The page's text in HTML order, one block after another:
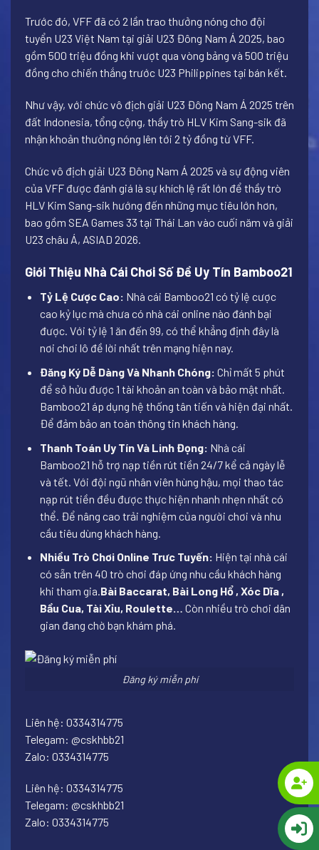
Trước đó, VFF đã có 2 lần trao thưởng nóng cho đội
tuyển U23 Việt Nam tại giải U23 Đông Nam Á 2025, bao
gồm 500 triệu đồng khi vượt qua vòng bảng và 500 triệu
đồng cho chiến thắng trước U23 Philippines tại bán kết.
Như vậy, với chức vô địch giải U23 Đông Nam Á 2025 trên
đất Indonesia, tổng cộng, thầy trò HLV Kim Sang-sik đã
nhận khoản thưởng nóng lên tới 2 tỷ đồng từ VFF.
Chức vô địch giải U23 Đông Nam Á 2025 và sự động viên
của VFF được đánh giá là sự khích lệ rất lớn để thầy trò
HLV Kim Sang-sik hướng đến những mục tiêu lớn hơn,
bao gồm SEA Games 33 tại Thái Lan vào cuối năm và giải
U23 châu Á, ASIAD 2026.
Giới Thiệu Nhà Cái Chơi Số Đề Uy Tín Bamboo21
Tỷ Lệ Cược Cao: Nhà cái Bamboo21 có tỷ lệ cược
cao kỷ lục mà chưa có nhà cái online nào đánh bại
được. Với tỷ lệ 1 ăn đến 99, có thể khẳng định đây là
nơi chơi lô đề lời nhất trên mạng hiện nay.
Đăng Ký Dễ Dàng Và Nhanh Chóng: Chỉ mất 5 phút
để sở hửu được 1 tài khoản an toàn và bảo mật nhất.
Bamboo21 áp dụng hệ thống tân tiến và hiện đại nhất.
Để đảm bảo an toàn thông tin khách hàng.
Thanh Toán Uy Tín Và Linh Đọng: Nhà cái
Bamboo21 hỗ trợ nạp tiền rút tiền 24/7 kể cả ngày lễ
và tết. Với đội ngũ nhân viên hùng hậu, mọi thao tác
nạp rút tiền đều được thực hiện nhanh nhẹn nhất có
thể. Để nâng cao trải nghiệm của người chơi và nhu
cầu tiêu dùng khách hàng.
Nhiều Trò Chơi Online Trưc Tuyến: Hiện tại nhà cái
có sẵn trên 40 trò chơi đáp ứng nhu cầu khách hàng
khi tham gia.Bài Baccarat, Bài Long Hổ , Xóc Dĩa ,
Bầu Cua, Tài Xỉu, Roulette… Còn nhiều trò chơi dân
gian đang chờ bạn khám phá.
Đăng ký miễn phí
Liên hệ: 0334314775
Telegam: @cskhbb21
Zalo: 0334314775
Liên hệ: 0334314775
Telegam: @cskhbb21
Zalo: 0334314775